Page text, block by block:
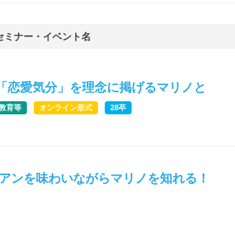
ミナー・イベント名
恋愛気分」を理念に掲げるマリノと
育等 オンライン形式 28卒
ンを味わいながらマリノを知れる！